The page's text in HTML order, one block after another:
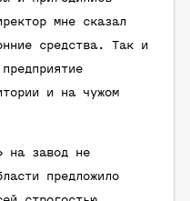
мне сказал
средства. Так и
и на чужом
на завод не
предложило